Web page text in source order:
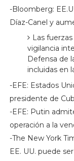
-Bloomberg:
Díaz-Canel y
Las
vigilancia
Defensa de
incluidas en
-EFE: Estados
presidente de
-EFE: Putin
operación a la
-The New York
EE. UU. puede